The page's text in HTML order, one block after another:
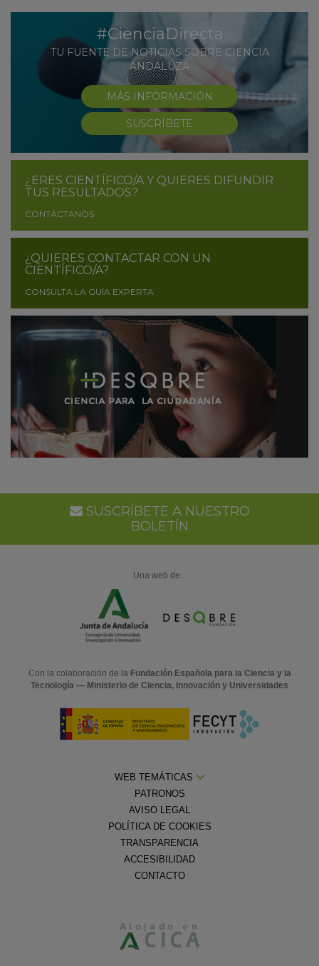
#CienciaDirecta
TU FUENTE DE NOTICIAS SOBRE CIENCIA
ANDALUZA
MÁS INFORMACIÓN
SUSCRÍBETE
¿ERES CIENTÍFICO/A Y QUIERES DIFUNDIR
TUS RESULTADOS?
CONTÁCTANOS
¿QUIERES CONTACTAR CON UN
CIENTÍFICO/A?
CONSULTA LA GUÍA EXPERTA
SUSCRÍBETE A NUESTRO
BOLETÍN
Una web de:
Con la colaboración de la Fundación Española para la Ciencia y la
Tecnología — Ministerio de Ciencia, Innovación y Universidades
WEB TEMÁTICAS
PATRONOS
AVISO LEGAL
POLÍTICA DE COOKIES
TRANSPARENCIA
ACCESIBILIDAD
CONTACTO